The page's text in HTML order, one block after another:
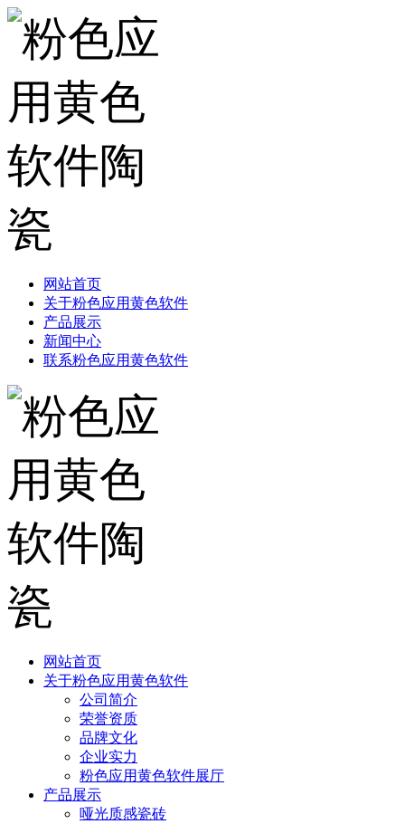
网站首页
关于粉色应用黄色软件
产品展示
新闻中心
联系粉色应用黄色软件
网站首页
关于粉色应用黄色软件
公司简介
荣誉资质
品牌文化
企业实力
粉色应用黄色软件展厅
产品展示
哑光质感瓷砖